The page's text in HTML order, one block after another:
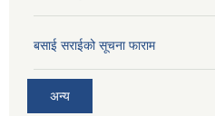
बसाई सराईको सूचना फाराम
अन्य